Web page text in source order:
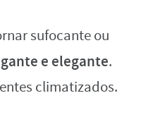
sufocante ou
e elegante.
climatizados.